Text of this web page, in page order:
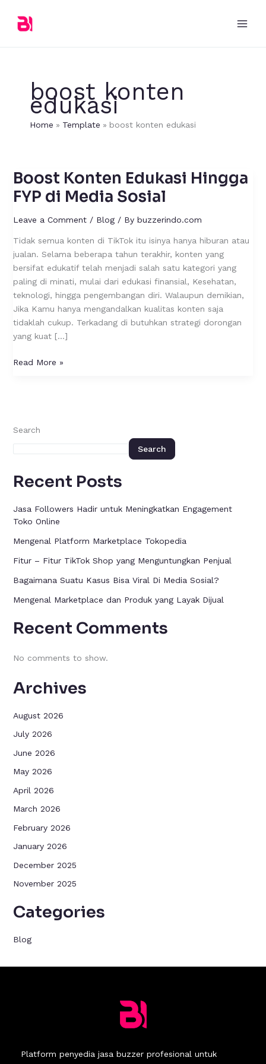
content
boost konten
edukasi
Home Template boost konten edukasi
Boost Konten Edukasi Hingga
FYP di Media Sosial
Leave a Comment / Blog/ By buzzerindo.com
Tidak semua konten di TikTok itu isinya hanya hiburan atau
jualan. Selama beberapa tahun terakhir, konten yang
bersifat edukatif telah menjadi salah satu kategori yang
paling di minati, mulai dari edukasi finansial, Kesehatan,
teknologi, hingga pengembangan diri. Walaupun demikian,
Jika Kamu hanya mengandalkan kualitas konten saja
tidaklah cukup. Terkadang di butuhkan strategi dorongan
yang kuat […]
Boost
Konten
Edukasi
Hingga
di
Media
Sosial
Read More »
Search
Search
Recent Posts
Jasa Followers Hadir untuk Meningkatkan Engagement
Toko Online
Mengenal Platform Marketplace Tokopedia
Fitur – Fitur TikTok Shop yang Menguntungkan Penjual
Bagaimana Suatu Kasus Bisa Viral Di Media Sosial?
Mengenal Marketplace dan Produk yang Layak Dijual
Recent Comments
No comments to show.
Archives
August 2026
July 2026
June 2026
May 2026
April 2026
March 2026
February 2026
January 2026
December 2025
November 2025
Categories
Blog
Platform penyedia jasa buzzer profesional untuk